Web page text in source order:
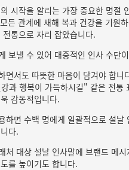
시작을 알리는 가장 중요한 명절
든 관계에 새해 복과 건강을 기원
통으로 자리 잡았습니다.
보낼 수 있어 대중적인 인사 수단
면서도 따뜻한 마음이 담겨야 합니
과 행복이 가득하시길" 같은 전통
감동적입니다.
하면 수백 명에게 일괄적으로 설날
다.
처 대상 설날 인사말에 브랜드 메
를 높이기도 합니다.